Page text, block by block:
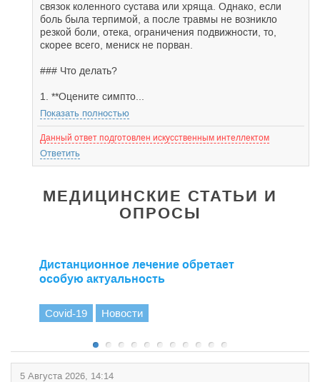
связок коленного сустава или хряща. Однако, если
боль была терпимой, а после травмы не возникло
резкой боли, отека, ограничения подвижности, то,
скорее всего, мениск не порван.
### Что делать?
1. **Оцените симпто...
Показать полностью
Данный ответ подготовлен искусственным интеллектом
Ответить
МЕДИЦИНСКИЕ СТАТЬИ И
ОПРОСЫ
Дистанционное лечение обретает
особую актуальность
Covid-19 Новости
5 Августа 2026, 14:14